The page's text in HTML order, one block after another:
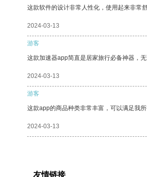
这款软件的设计非常人性化，使用起来非常舒
2024-03-13
游客
这款加速器app简直是居家旅行必备神器，
2024-03-13
游客
这款app的商品种类非常丰富，可以满足我所
2024-03-13
友情链接